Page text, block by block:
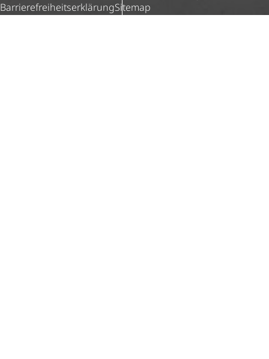
Barri­e­re­frei­heits­er­klä­rungSitemap